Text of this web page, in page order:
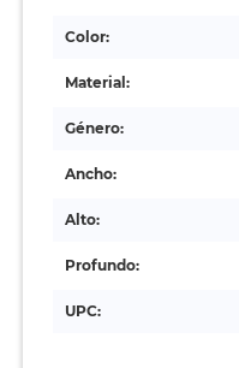
Color:
Material:
Género:
Ancho:
Alto:
Profundo:
UPC: